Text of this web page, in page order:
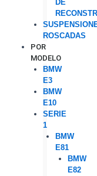
DE
ROSCADAS
POR
MODELO
BMW
E3
BMW
E10
SERIE
1
BMW
E81
BMW
E82